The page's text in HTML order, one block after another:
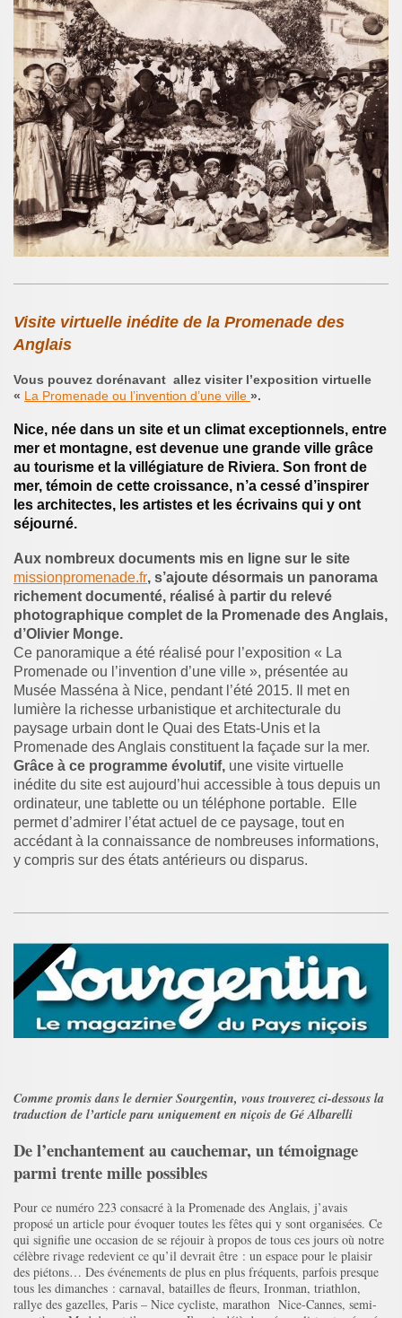
Visite virtuelle inédite de la Promenade des
Anglais
Vous pouvez dorénavant allez visiter l’exposition virtuelle
« La Promenade ou l’invention d’une ville ».
Nice, née dans un site et un climat exceptionnels, entre
mer et montagne, est devenue une grande ville grâce
au tourisme et la villégiature de Riviera. Son front de
mer, témoin de cette croissance, n’a cessé d’inspirer
les architectes, les artistes et les écrivains qui y ont
séjourné.
Aux nombreux documents mis en ligne sur le site
missionpromenade.fr, s’ajoute désormais un panorama
richement documenté, réalisé à partir du relevé
photographique complet de la Promenade des Anglais,
d’Olivier Monge.
Ce panoramique a été réalisé pour l’exposition « La
Promenade ou l’invention d’une ville », présentée au
Musée Masséna à Nice, pendant l’été 2015. Il met en
lumière la richesse urbanistique et architecturale du
paysage urbain dont le Quai des Etats-Unis et la
Promenade des Anglais constituent la façade sur la mer.
Grâce à ce programme évolutif, une visite virtuelle
inédite du site est aujourd’hui accessible à tous depuis un
ordinateur, une tablette ou un téléphone portable. Elle
permet d’admirer l’état actuel de ce paysage, tout en
accédant à la connaissance de nombreuses informations,
y compris sur des états antérieurs ou disparus.
Comme promis dans le dernier Sourgentin, vous trouverez ci-dessous la
traduction de l’article paru uniquement en niçois de Gé Albarelli
De l’enchantement au cauchemar, un témoignage
parmi trente mille possibles
Pour ce numéro 223 consacré à la Promenade des Anglais, j’avais
proposé un article pour évoquer toutes les fêtes qui y sont organisées. Ce
qui signifie une occasion de se réjouir à propos de tous ces jours où notre
célèbre rivage redevient ce qu’il devrait être : un espace pour le plaisir
des piétons… Des événements de plus en plus fréquents, parfois presque
tous les dimanches : carnaval, batailles de fleurs, Ironman, triathlon,
rallye des gazelles, Paris – Nice cycliste, marathon Nice-Cannes, semi-